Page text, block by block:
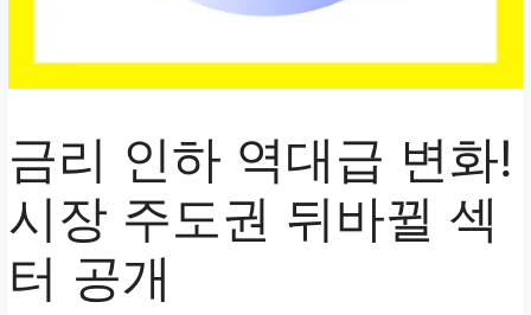
금리 인하 역대급 변화!
시장 주도권 뒤바뀔 섹
터 공개